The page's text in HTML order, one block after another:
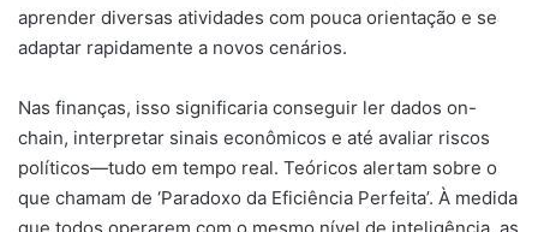
aprender diversas atividades com pouca orientação e se
adaptar rapidamente a novos cenários.
Nas finanças, isso significaria conseguir ler dados on-
chain, interpretar sinais econômicos e até avaliar riscos
políticos—tudo em tempo real. Teóricos alertam sobre o
que chamam de ‘Paradoxo da Eficiência Perfeita’. À medida